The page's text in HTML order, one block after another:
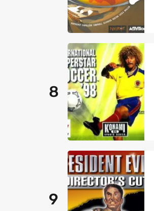
8
9